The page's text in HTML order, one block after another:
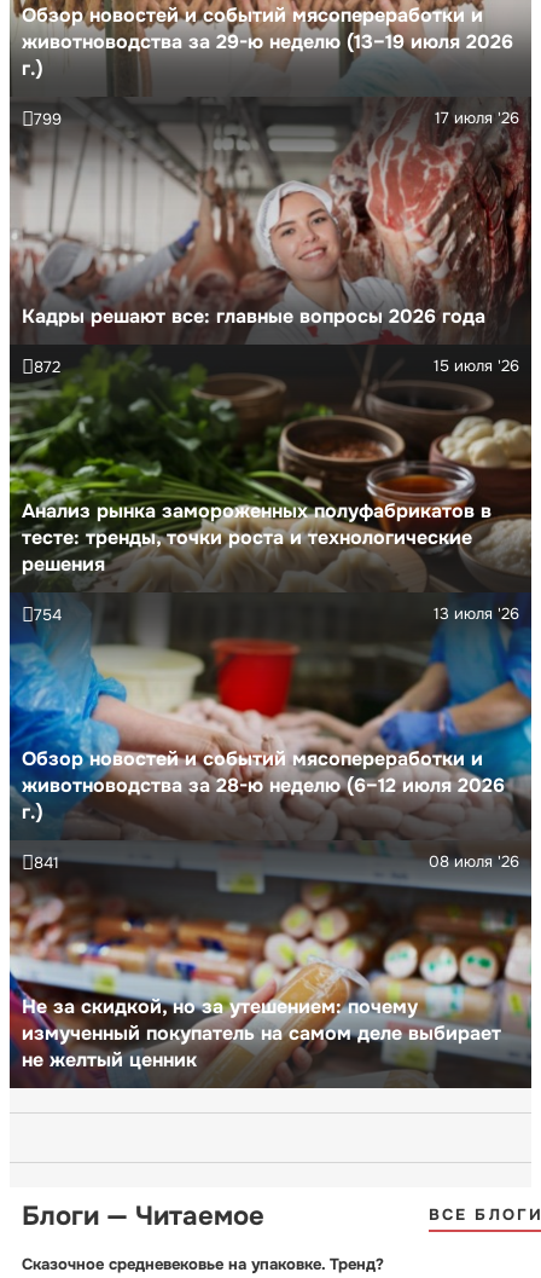
Обзор новостей и событий мясопереработки и
животноводства за 29-ю неделю (13–19 июля 2026
г.)
Кадры решают все: главные вопросы 2026 года
17 июля '26
799
Анализ рынка замороженных полуфабрикатов в
тесте: тренды, точки роста и технологические
решения
15 июля '26
872
Обзор новостей и событий мясопереработки и
животноводства за 28-ю неделю (6–12 июля 2026
г.)
13 июля '26
754
Не за скидкой, но за утешением: почему
измученный покупатель на самом деле выбирает
не желтый ценник
08 июля '26
841
Блоги — Читаемое ВСЕ
Сказочное средневековье на упаковке. Тренд?